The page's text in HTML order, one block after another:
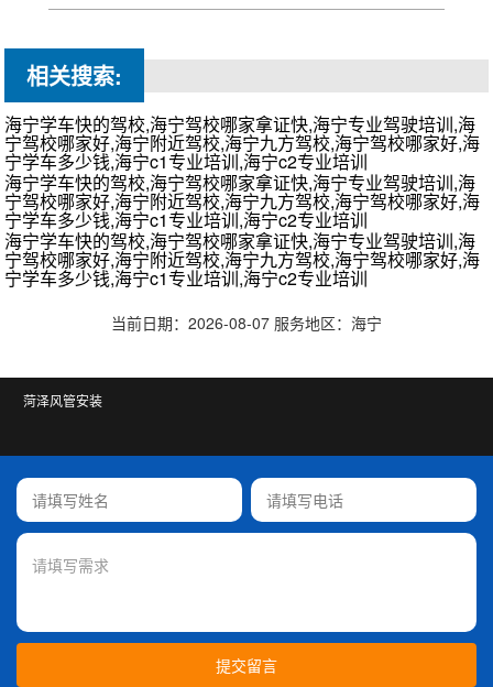
相关搜索:
海宁学车快的驾校,海宁驾校哪家拿证快,海宁专业驾驶培训,海
宁驾校哪家好,海宁附近驾校,海宁九方驾校,海宁驾校哪家好,海
宁学车多少钱,海宁c1专业培训,海宁c2专业培训
海宁学车快的驾校,海宁驾校哪家拿证快,海宁专业驾驶培训,海
宁驾校哪家好,海宁附近驾校,海宁九方驾校,海宁驾校哪家好,海
宁学车多少钱,海宁c1专业培训,海宁c2专业培训
海宁学车快的驾校,海宁驾校哪家拿证快,海宁专业驾驶培训,海
宁驾校哪家好,海宁附近驾校,海宁九方驾校,海宁驾校哪家好,海
宁学车多少钱,海宁c1专业培训,海宁c2专业培训
当前日期：2026-08-07 服务地区：海宁
菏泽风管安装